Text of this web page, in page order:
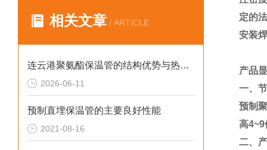
相关文章 / ARTICLE
连云港聚氨酯保温管的结构优势与热力管道工程应用
2026-06-11
预制直埋保温管的主要良好性能
2021-08-16
定的
安装
产品
一、
预制
高4~9
二、